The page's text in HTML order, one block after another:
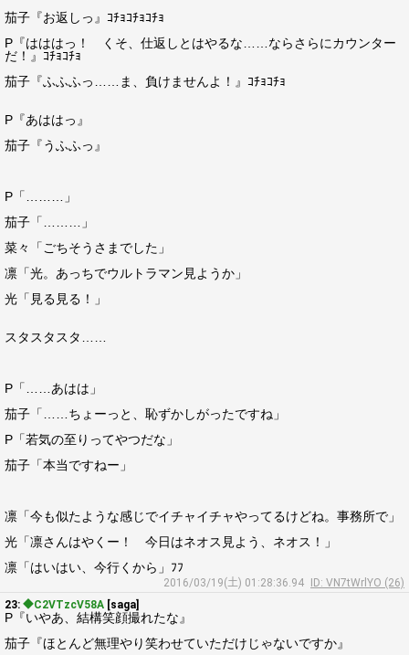
茄子『お返しっ』ｺﾁｮｺﾁｮｺﾁｮ
P『はははっ！ くそ、仕返しとはやるな……ならさらにカウンター
だ！』ｺﾁｮｺﾁｮ
茄子『ふふふっ……ま、負けませんよ！』ｺﾁｮｺﾁｮ
P『あははっ』
茄子『うふふっ』
P「………」
茄子「………」
菜々「ごちそうさまでした」
凛「光。あっちでウルトラマン見ようか」
光「見る見る！」
スタスタスタ……
P「……あはは」
茄子「……ちょーっと、恥ずかしがったですね」
P「若気の至りってやつだな」
茄子「本当ですねー」
凛「今も似たような感じでイチャイチャやってるけどね。事務所で」
光「凛さんはやくー！ 今日はネオス見よう、ネオス！」
凛「はいはい、今行くから」ﾌﾌ
2016/03/19(土) 01:28:36.94
ID: VN7tWrlYO (26)
23: ◆C2VTzcV58A [saga]
P『いやあ、結構笑顔撮れたな』
茄子『ほとんど無理やり笑わせていただけじゃないですか』